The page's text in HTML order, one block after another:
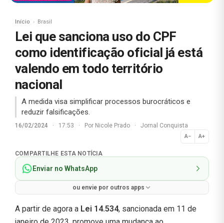
Início Brasil
Lei que sanciona uso do CPF
como identificação oficial já está
valendo em todo território
nacional
A medida visa simplificar processos burocráticos e
reduzir falsificações.
16/02/2024 · 17:53 · Por Nicole Prado · Jornal Conquista
A− A+
Normal
COMPARTILHE ESTA NOTÍCIA
Enviar no WhatsApp
ou envie por outros apps
A partir de agora a Lei 14.534, sancionada em 11 de